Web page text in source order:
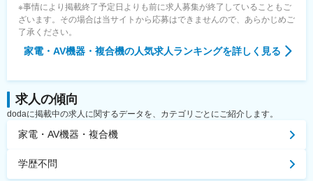
※事情により掲載終了予定日よりも前に求人募集が終了していることもご
ざいます。その場合は当サイトから応募はできませんので、あらかじめご
了承ください。
家電・AV機器・複合機の人気求人ランキングを詳しく見る
求人の傾向
dodaに掲載中の求人に関するデータを、カテゴリごとにご紹介します。
家電・AV機器・複合機
学歴不問